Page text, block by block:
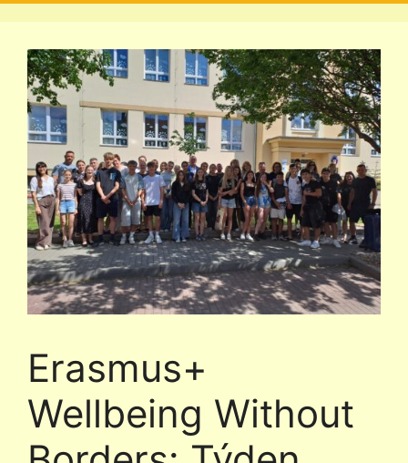
Erasmus+
Wellbeing Without